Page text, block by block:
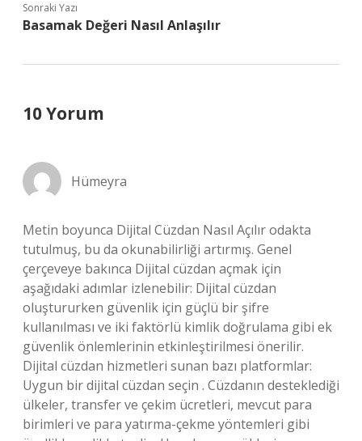
Sonraki Yazı
Basamak Değeri Nasıl Anlaşılır
10 Yorum
Hümeyra
Metin boyunca Dijital Cüzdan Nasıl Açılır odakta
tutulmuş, bu da okunabilirliği artırmış. Genel
çerçeveye bakınca Dijital cüzdan açmak için
aşağıdaki adımlar izlenebilir: Dijital cüzdan
oluştururken güvenlik için güçlü bir şifre
kullanılması ve iki faktörlü kimlik doğrulama gibi ek
güvenlik önlemlerinin etkinleştirilmesi önerilir.
Dijital cüzdan hizmetleri sunan bazı platformlar:
Uygun bir dijital cüzdan seçin . Cüzdanın desteklediği
ülkeler, transfer ve çekim ücretleri, mevcut para
birimleri ve para yatırma-çekme yöntemleri gibi